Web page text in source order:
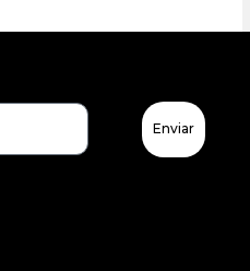
Enviar